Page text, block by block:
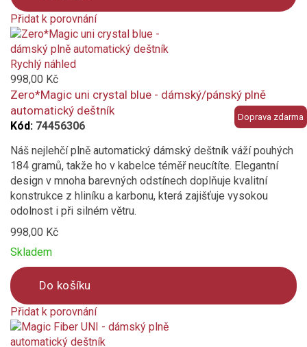
Přidat k porovnání
Product
is
added
to
compare
Doprava zdarma
Rychlý náhled
998,00 Kč
Zero*Magic uni crystal blue - dámský/pánský plně
automatický deštník
Kód: 74456306
Náš nejlehčí plně automatický dámský deštník váží pouhých
184 gramů, takže ho v kabelce téměř neucítíte. Elegantní
design v mnoha barevných odstínech doplňuje kvalitní
konstrukce z hliníku a karbonu, která zajišťuje vysokou
odolnost i při silném větru.
998,00 Kč
Skladem
Do košíku
Přidat k porovnání
Product
is